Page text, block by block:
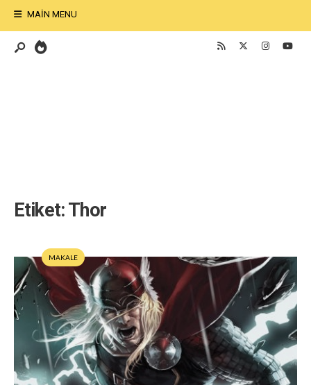
MAIN MENU
Etiket:Thor
MAKALE